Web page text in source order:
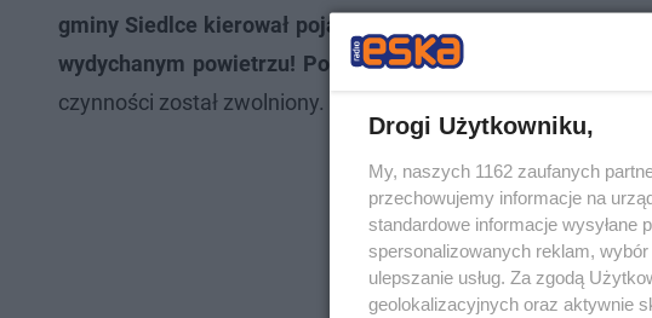
gminy Siedlce kierował pojazdem marki Audi A6, będąc w
wydychanym powietrzu! Ponadto spowodował kolizję
czynności został zwolniony.
Drogi Użytkowniku,
My, naszych 1162 zaufanych
przechowujemy informacje na
standardowe informacje wysyłane
spersonalizowanych reklam,
ulepszanie usług. Za zgodą
geolokalizacyjnych oraz aktywnie